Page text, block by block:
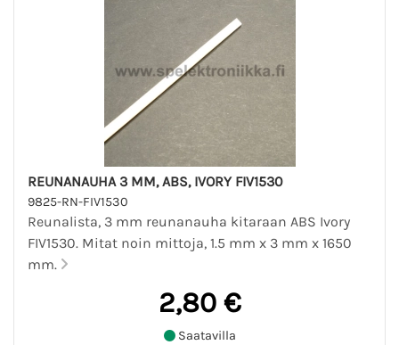
REUNANAUHA 3 MM, ABS, IVORY FIV1530
9825-RN-FIV1530
Reunalista, 3 mm reunanauha kitaraan ABS Ivory
FIV1530. Mitat noin mittoja, 1.5 mm x 3 mm x 1650
mm.
2,80 €
Saatavilla